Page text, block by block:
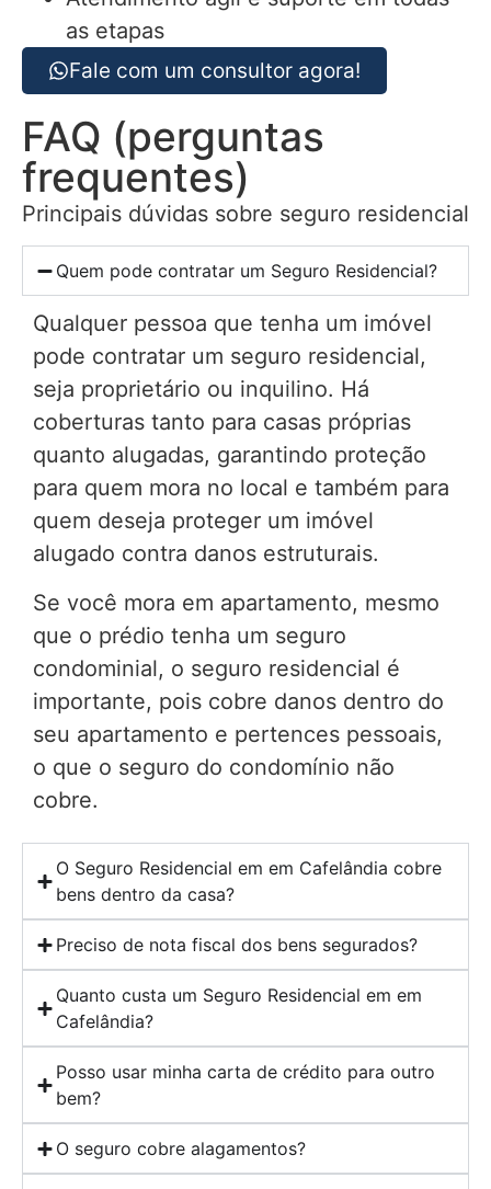
as etapas
Fale com um consultor agora!
FAQ (perguntas
frequentes)
Principais dúvidas sobre seguro residencial
Quem pode contratar um Seguro Residencial?
Qualquer pessoa que tenha um imóvel
pode contratar um seguro residencial,
seja proprietário ou inquilino. Há
coberturas tanto para casas próprias
quanto alugadas, garantindo proteção
para quem mora no local e também para
quem deseja proteger um imóvel
alugado contra danos estruturais.
Se você mora em apartamento, mesmo
que o prédio tenha um seguro
condominial, o seguro residencial é
importante, pois cobre danos dentro do
seu apartamento e pertences pessoais,
o que o seguro do condomínio não
cobre.
O Seguro Residencial em em Cafelândia cobre
bens dentro da casa?
Preciso de nota fiscal dos bens segurados?
Quanto custa um Seguro Residencial em em
Cafelândia?
Posso usar minha carta de crédito para outro
bem?
O seguro cobre alagamentos?